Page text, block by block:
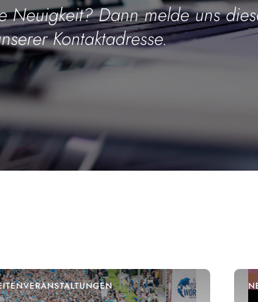
Neuigkeit? Dann melde uns
Kontaktadresse.
VERANSTALTUNGEN